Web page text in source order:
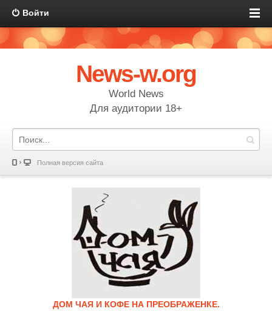
Войти
News-w.org
World News
Для аудитории 18+
Полная версия сайта
ДОМ ЧАЯ И КОФЕ НА ПРЕОБРАЖЕНКЕ.